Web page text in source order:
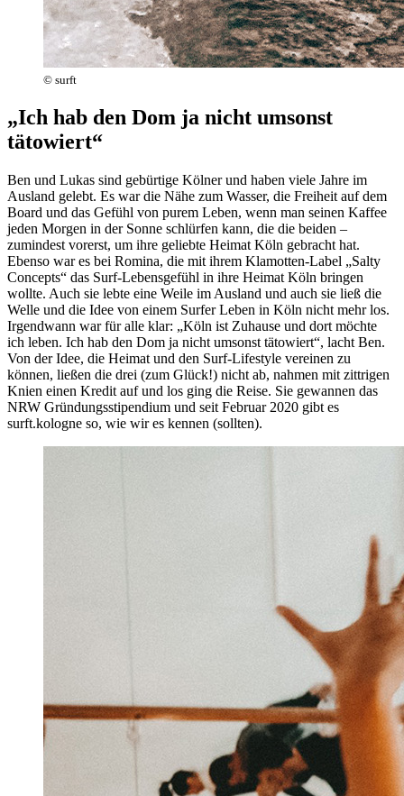
© surft
„Ich hab den Dom ja nicht umsonst
tätowiert“
Ben und Lukas sind gebürtige Kölner und haben viele Jahre im
Ausland gelebt. Es war die Nähe zum Wasser, die Freiheit auf dem
Board und das Gefühl von purem Leben, wenn man seinen Kaffee
jeden Morgen in der Sonne schlürfen kann, die die beiden –
zumindest vorerst, um ihre geliebte Heimat Köln gebracht hat.
Ebenso war es bei Romina, die mit ihrem Klamotten-Label „Salty
Concepts“ das Surf-Lebensgefühl in ihre Heimat Köln bringen
wollte. Auch sie lebte eine Weile im Ausland und auch sie ließ die
Welle und die Idee von einem Surfer Leben in Köln nicht mehr los.
Irgendwann war für alle klar: „Köln ist Zuhause und dort möchte
ich leben. Ich hab den Dom ja nicht umsonst tätowiert“, lacht Ben.
Von der Idee, die Heimat und den Surf-Lifestyle vereinen zu
können, ließen die drei (zum Glück!) nicht ab, nahmen mit zittrigen
Knien einen Kredit auf und los ging die Reise. Sie gewannen das
NRW Gründungsstipendium und seit Februar 2020 gibt es
surft.kologne so, wie wir es kennen (sollten).